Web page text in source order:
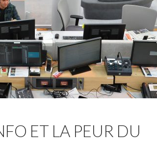
ET LA PEUR DU